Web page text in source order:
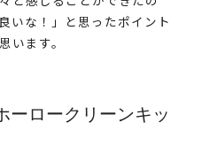
いな！」と思ったポイント
います。
ーロークリーンキッ